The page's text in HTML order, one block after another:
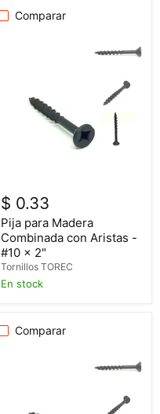
Comparar
$ 0.33
Pija para Madera
Combinada con Aristas -
#10 x 2"
Tornillos TOREC
En stock
Comparar